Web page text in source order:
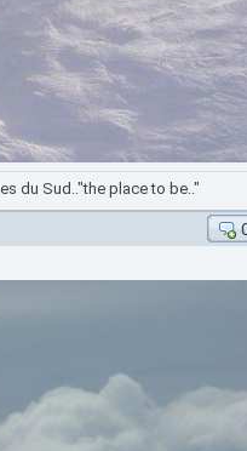
du Sud.."the place to be.."